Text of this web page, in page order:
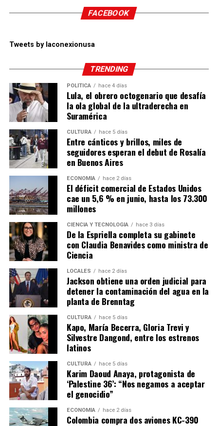
FACEBOOK
Tweets by laconexionusa
TRENDING
POLÍTICA hace 4 días
Lula, el obrero octogenario que desafía
la ola global de la ultraderecha en
Suramérica
CULTURA hace 5 días
Entre cánticos y brillos, miles de
seguidores esperan el debut de Rosalía
en Buenos Aires
ECONOMÍA hace 2 días
El déficit comercial de Estados Unidos
cae un 5,6 % en junio, hasta los 73.300
millones
CIENCIA Y TECNOLOGÍA hace 3 días
De la Espriella completa su gabinete
con Claudia Benavides como ministra de
Ciencia
LOCALES hace 2 días
Jackson obtiene una orden judicial para
detener la contaminación del agua en la
planta de Brenntag
CULTURA hace 5 días
Kapo, María Becerra, Gloria Trevi y
Silvestre Dangond, entre los estrenos
latinos
CULTURA hace 5 días
Karim Daoud Anaya, protagonista de
‘Palestine 36’: “Nos negamos a aceptar
el genocidio”
ECONOMÍA hace 2 días
Colombia compra dos aviones KC-390